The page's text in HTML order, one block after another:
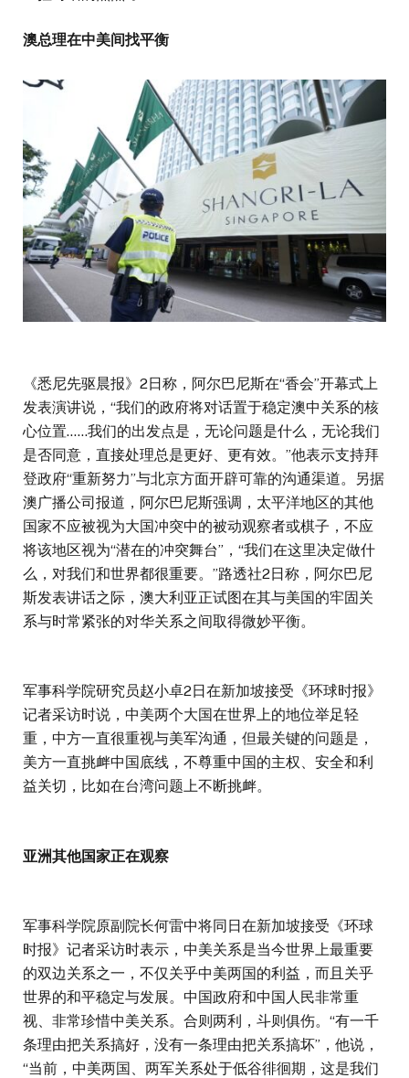
澳总理在中美间找平衡
《悉尼先驱晨报》2日称，阿尔巴尼斯在“香会”开幕式上
发表演讲说，“我们的政府将对话置于稳定澳中关系的核
心位置……我们的出发点是，无论问题是什么，无论我们
是否同意，直接处理总是更好、更有效。”他表示支持拜
登政府“重新努力”与北京方面开辟可靠的沟通渠道。另据
澳广播公司报道，阿尔巴尼斯强调，太平洋地区的其他
国家不应被视为大国冲突中的被动观察者或棋子，不应
将该地区视为“潜在的冲突舞台”，“我们在这里决定做什
么，对我们和世界都很重要。”路透社2日称，阿尔巴尼
斯发表讲话之际，澳大利亚正试图在其与美国的牢固关
系与时常紧张的对华关系之间取得微妙平衡。
军事科学院研究员赵小卓2日在新加坡接受《环球时报》
记者采访时说，中美两个大国在世界上的地位举足轻
重，中方一直很重视与美军沟通，但最关键的问题是，
美方一直挑衅中国底线，不尊重中国的主权、安全和利
益关切，比如在台湾问题上不断挑衅。
亚洲其他国家正在观察
军事科学院原副院长何雷中将同日在新加坡接受《环球
时报》记者采访时表示，中美关系是当今世界上最重要
的双边关系之一，不仅关乎中美两国的利益，而且关乎
世界的和平稳定与发展。中国政府和中国人民非常重
视、非常珍惜中美关系。合则两利，斗则俱伤。“有一千
条理由把关系搞好，没有一条理由把关系搞坏”，他说，
“当前，中美两国、两军关系处于低谷徘徊期，这是我们